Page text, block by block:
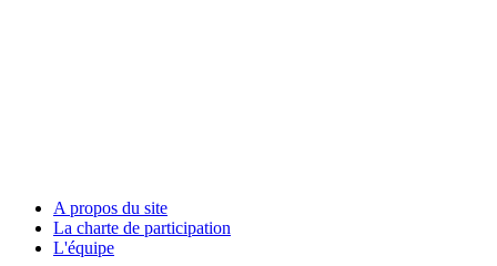
A propos du site
La charte de participation
L'équipe